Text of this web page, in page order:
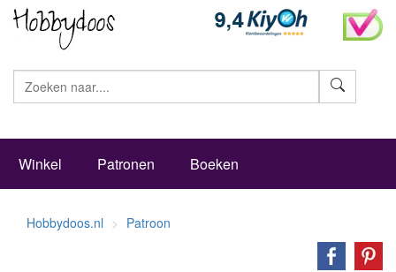
Winkel Patronen Boeken
Hobbydoos.nl Patroon